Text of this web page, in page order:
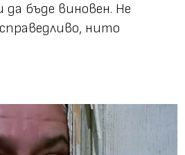
да бъде виновен. Не
нито